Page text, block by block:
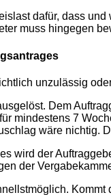
dafür, dass
muss hingegen
unzulässig
Dem
mindestens 7
wäre nichtig.
wird der
der